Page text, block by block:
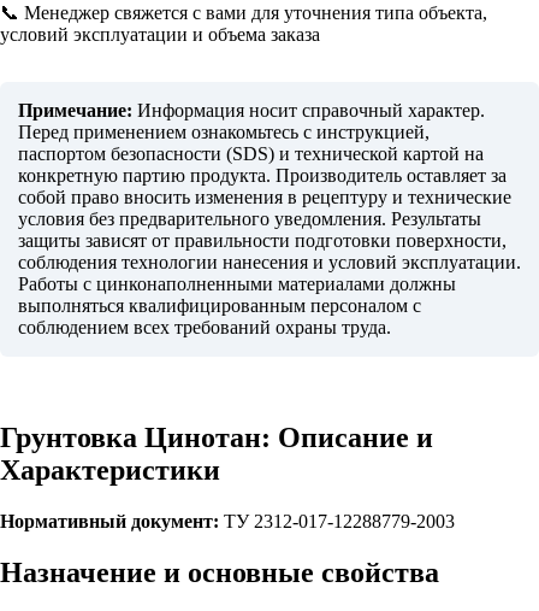
📞 Менеджер свяжется с вами для уточнения типа объекта,
условий эксплуатации и объема заказа
Примечание: Информация носит справочный характер.
Перед применением ознакомьтесь с инструкцией,
паспортом безопасности (SDS) и технической картой на
конкретную партию продукта. Производитель оставляет за
собой право вносить изменения в рецептуру и технические
условия без предварительного уведомления. Результаты
защиты зависят от правильности подготовки поверхности,
соблюдения технологии нанесения и условий эксплуатации.
Работы с цинконаполненными материалами должны
выполняться квалифицированным персоналом с
соблюдением всех требований охраны труда.
Грунтовка Цинотан: Описание и
Характеристики
Нормативный документ: ТУ 2312-017-12288779-2003
Назначение и основные свойства